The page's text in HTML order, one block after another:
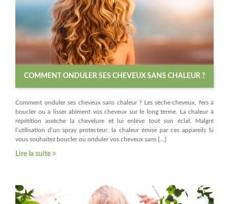
COMMENT ONDULER SES CHEVEUX SANS CHALEUR ?
Comment onduler ses cheveux sans chaleur ? Les sèche-cheveux, fers à
boucler ou à lisser abîment vos cheveux sur le long terme. La chaleur à
répétition assèche la chevelure et lui enlève tout son éclat. Malgré
l’utilisation d’un spray protecteur, la chaleur émise par ces appareils Si
vous souhaitez boucler ou onduler vos cheveux sans […]
Lire la suite